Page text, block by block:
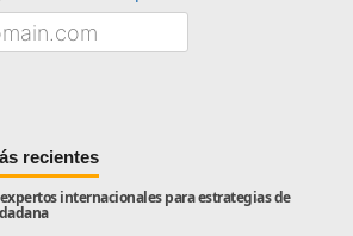
recientes
internacionales para estrategias de